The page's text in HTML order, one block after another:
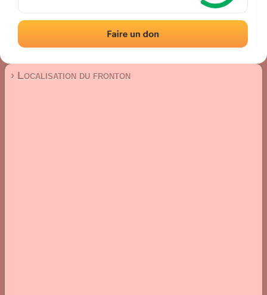
Fronton mur à gauche
Localisation|Photos|Commentaires et avis
› Localisation du fronton